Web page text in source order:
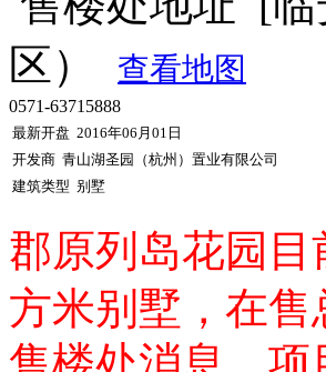
区）
查看地图
0571-63715888
最新开盘 2016年06月01日
开发商 青山湖圣园（杭州）置业有限公司
建筑类型 别墅
郡原列岛花园
方米别墅，在